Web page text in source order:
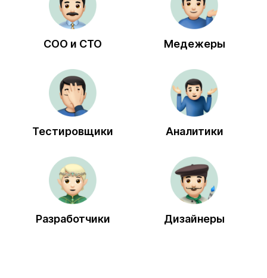
COO и CTO Медежеры
Тестировщики Аналитики
Разработчики Дизайнеры